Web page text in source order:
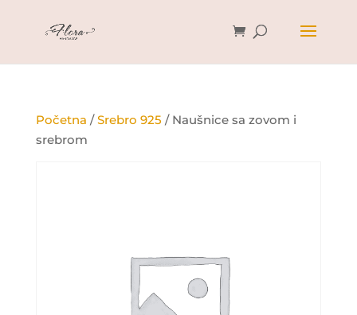
Početna /Srebro 925 / Naušnice sa zovom i
srebrom